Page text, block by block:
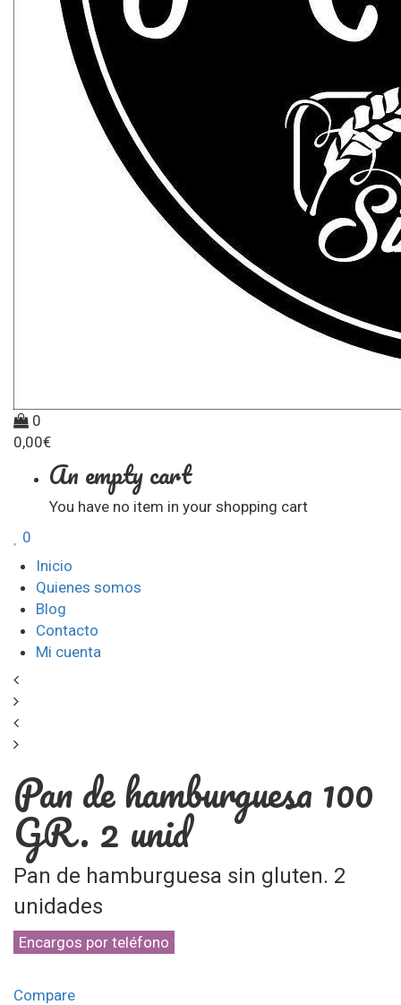
0
0,00€
An empty cart
You have no item in your shopping cart
0
Inicio
Quienes somos
Blog
Contacto
Mi cuenta
Pan de hamburguesa 100
GR. 2 unid
Pan de hamburguesa sin gluten. 2
unidades
Encargos por teléfono
Compare